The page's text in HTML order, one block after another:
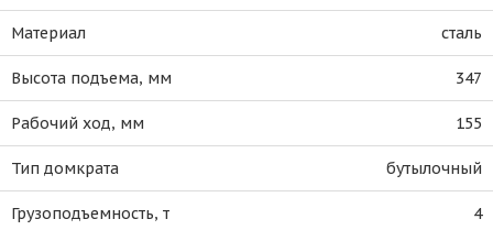
Материал сталь
Высота подъема, мм 347
Рабочий ход, мм 155
Тип домкрата бутылочный
Грузоподъемность, т 4